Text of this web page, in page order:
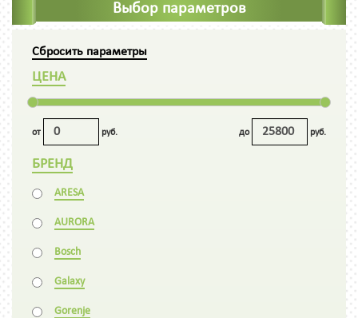
Выбор параметров
Сбросить параметры
ЦЕНА
от руб. до руб.
БРЕНД
ARESA
AURORA
Bosch
Galaxy
Gorenje